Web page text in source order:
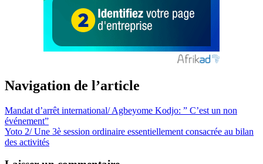
Navigation de l’article
Mandat d’arrêt international/ Agbeyome Kodjo: ” C’est un non
événement”
Yoto 2/ Une 3è session ordinaire essentiellement consacrée au bilan
des activités